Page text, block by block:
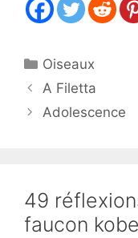
Catégories
Oiseaux
A Filetta
Adolescence
49
faucon